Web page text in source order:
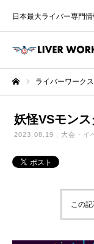
日本最大ライバー専門
ライバーワークス
妖怪VSモン
2023.08.19 大会・イ
この